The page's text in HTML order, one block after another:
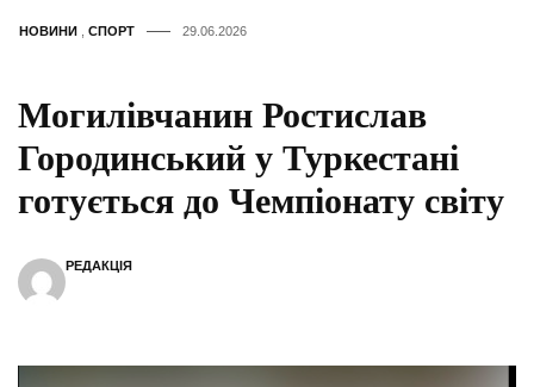
НОВИНИ СПОРТ 29.06.2026
Могилівчанин Ростислав
Городинський у Туркестані
готується до Чемпіонату світу
РЕДАКЦІЯ